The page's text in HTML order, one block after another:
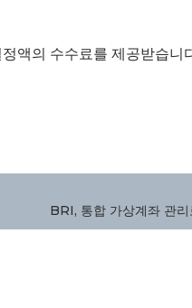
액의 수수료를 제공받습니
BRI, 통합 가상계좌 관